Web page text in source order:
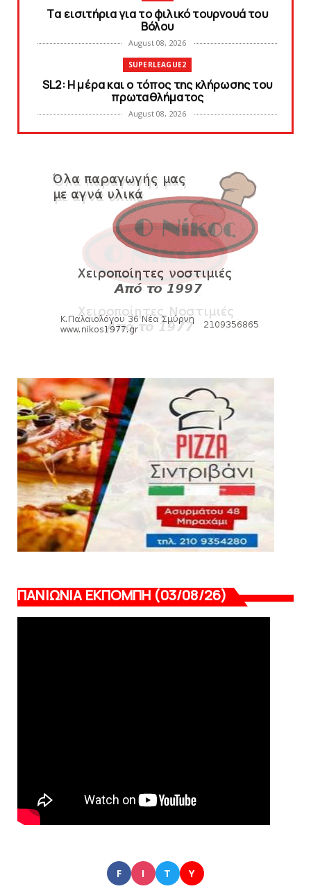
Tα εισιτήρια για το φιλικό τουρνουά του
Bόλου
August 08, 2026
SUPERLEAGUE2
SL2: Η μέρα και ο τόπος της κλήρωσης του
πρωταθλήματος
August 08, 2026
KARA TALKS
August 07, 2026
KARA TALKS
«Kara Talks»: LIVE 21:00
August 07, 2026
SLIDE
Κύπελλο: Την Τετάρτη 19 Αυγούστου το Νίκη
Βόλου - Πανιώνιος
HEADLINES
KARA TALKS
«Kara Talks» LIVE: Παρασκευή στις 21:00
August 06, 2026
ΠΑΝΙΩΝΙΑ ΕΚΠΟΜΠΗ (03/08/26)
F I T Y